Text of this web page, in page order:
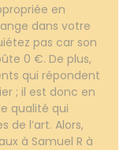
en
dans votre
pas car son
0 €. De plus,
qui répondent
; il est donc en
qualité qui
de l’art. Alors,
à Samuel R à